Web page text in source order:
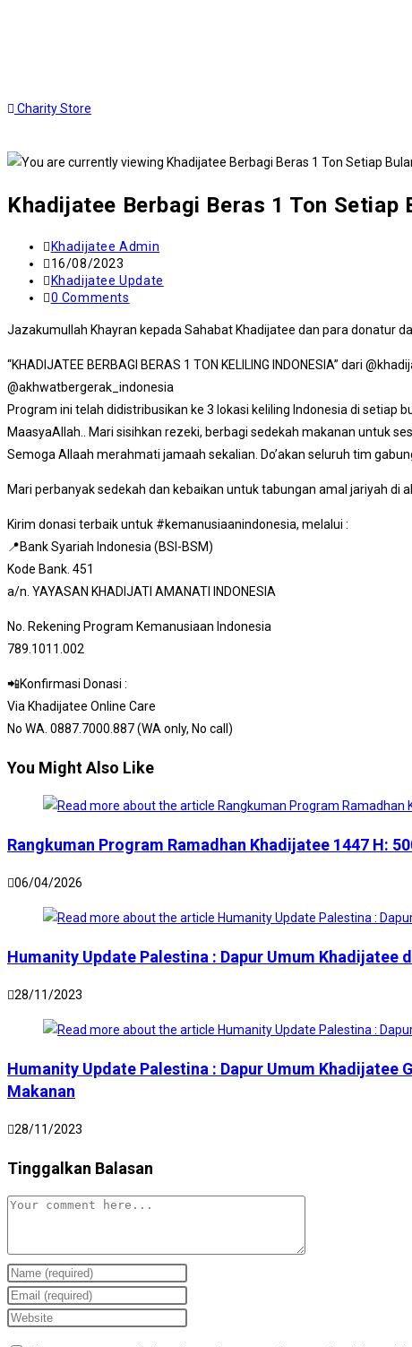
Charity Store
Khadijatee Berbagi Beras 1 Ton
Post
author:
Khadijatee Admin
Post
published:
16/08/2023
Post
category:
Khadijatee Update
Post
0 Comments
Jazakumullah Khayran kepada Sahabat Khadijatee dan para donatur
“KHADIJATEE BERBAGI BERAS 1 TON KELILING INDONESIA” dari
@akhwatbergerak_indonesia
Program ini telah didistribusikan ke 3 lokasi keliling Indonesia di setiap
MaasyaAllah.. Mari sisihkan rezeki, berbagi sedekah makanan untuk
Semoga Allaah merahmati jamaah sekalian. Do’akan seluruh tim
Mari perbanyak sedekah dan kebaikan untuk tabungan amal jariyah di
Kirim donasi terbaik untuk #kemanusiaanindonesia, melalui :
📍Bank Syariah Indonesia (BSI-BSM)
Kode Bank. 451
a/n. YAYASAN KHADIJATI AMANATI INDONESIA
No. Rekening Program Kemanusiaan Indonesia
789.1011.002
📲Konfirmasi Donasi :
Via Khadijatee Online Care
No WA. 0887.7000.887 (WA only, No call)
You Might Also Like
Rangkuman Program Ramadhan Khadijatee 1447 H:
06/04/2026
Humanity Update Palestina : Dapur Umum
28/11/2023
Humanity Update Palestina : Dapur Umum
Makanan
28/11/2023
Tinggalkan Balasan
Comment
Enter
your
name
Enter
your
Enter